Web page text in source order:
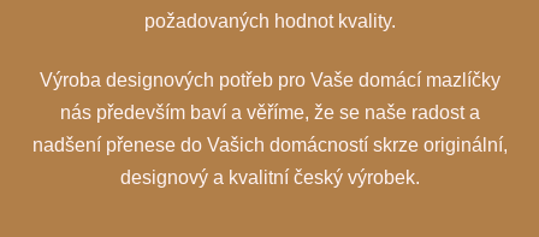
požadovaných hodnot kvality.
Výroba designových potřeb pro Vaše domácí mazlíčky
nás především baví a věříme, že se naše radost a
nadšení přenese do Vašich domácností skrze originální,
designový a kvalitní český výrobek.